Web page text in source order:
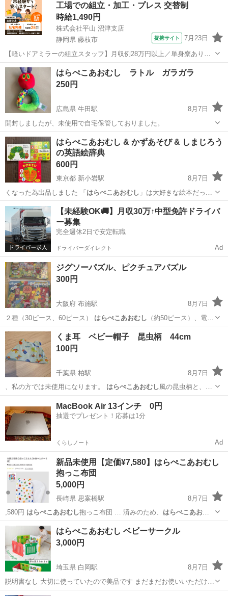
工場での組立・加工・プレス 交替制
時給1,490円
株式会社平山 沼津支店
静岡県 藤枝市
提携サイト 7月23日
【軽いドアミラーの組立スタッフ】月収例28万円以上／単身寮あり／
年間休日121日／初めてさんも安心のカンタン作業 【未経験歓迎】軽
いドアミラーの組立スタッフ｜新設のキレイな工場◎男女活躍中！ 大
手自動車部品メーカーの新設工...
静岡 藤枝市 その他
はらぺこあおむし ラトル ガラガラ
250円
広島県 牛田駅
8月7日
開封しましたが、未使用で自宅保管しておりました。
広島 広島市 牛田駅 ベビー用品 はらぺこあおむし
はらぺこあおむし & かずあそび & しまじろう
の英語絵辞典
600円
東京都 新小岩駅
8月7日
くなった為出品しました 「はらぺこあおむし 」は大好きな絵本だった
為、4ペー…
東京 江戸川区 新小岩駅 絵本 はらぺこあおむし
【未経験OK🚚】月収30万↑中型免許ドライバ
ー募集
完全週休2日で安定転職
ドライバーダイレクト Ad
ジグソーパズル、ピクチュアパズル
300円
大阪府 布施駅
8月7日
２種（30ピース、60ピース） はらぺこあおむし （約50ピース）、電車
（63ピー…
大阪 東大阪市 布施駅 パズル
くま耳 ベビー帽子 昆虫柄 44cm
100円
千葉県 柏駅
8月7日
、私の方では未使用になります。 はらぺこあおむし風の昆虫柄と、く
まの耳が可愛いで…
ベビー用品
MacBook Air 13インチ 0円
抽選でプレゼント！応募は1分
くらしノート Ad
新品未使用【定価¥7,580】はらぺこあおむし
抱っこ布団
5,000円
長崎県 思案橋駅
8月7日
,580円 はらぺこあおむし抱っこ布団 … 済みのため、 はらぺこあおむ
し柄のカバーは…
長崎 長崎市 思案橋駅 子供用品
はらぺこあおむし ベビーサークル
3,000円
埼玉県 白岡駅
8月7日
説明書なし 大切に使っていたので美品です まだまだお使いいただけま
す！ 元値 16,000円ちょっと